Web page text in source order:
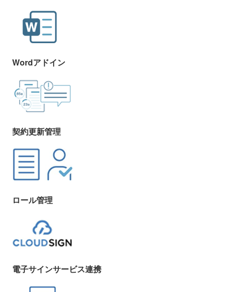
Wordアドイン
契約更新管理
ロール管理
電子サインサービス連携